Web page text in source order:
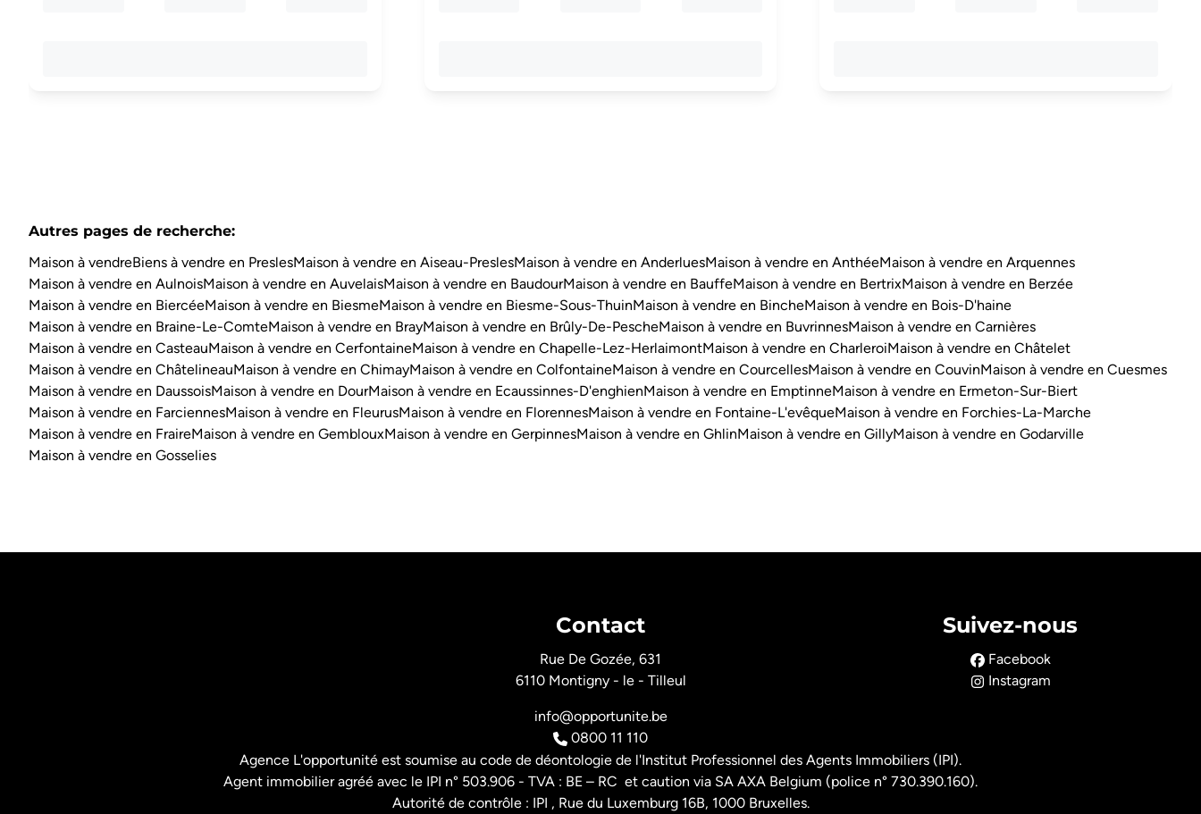
Autres pages de recherche:
Maison à vendreBiens à vendre en PreslesMaison à vendre en Aiseau-PreslesMaison à vendre en AnderluesMaison à vendre en AnthéeMaison à vendre en Arquennes
Maison à vendre en AulnoisMaison à vendre en AuvelaisMaison à vendre en BaudourMaison à vendre en BauffeMaison à vendre en BertrixMaison à vendre en Berzée
Maison à vendre en BiercéeMaison à vendre en BiesmeMaison à vendre en Biesme-Sous-ThuinMaison à vendre en BincheMaison à vendre en Bois-D'haine
Maison à vendre en Braine-Le-ComteMaison à vendre en BrayMaison à vendre en Brûly-De-PescheMaison à vendre en BuvrinnesMaison à vendre en Carnières
Maison à vendre en CasteauMaison à vendre en CerfontaineMaison à vendre en Chapelle-Lez-HerlaimontMaison à vendre en CharleroiMaison à vendre en Châtelet
Maison à vendre en ChâtelineauMaison à vendre en ChimayMaison à vendre en ColfontaineMaison à vendre en CourcellesMaison à vendre en CouvinMaison à vendre en Cuesmes
Maison à vendre en DaussoisMaison à vendre en DourMaison à vendre en Ecaussinnes-D'enghienMaison à vendre en EmptinneMaison à vendre en Ermeton-Sur-Biert
Maison à vendre en FarciennesMaison à vendre en FleurusMaison à vendre en FlorennesMaison à vendre en Fontaine-L'evêqueMaison à vendre en Forchies-La-Marche
Maison à vendre en FraireMaison à vendre en GemblouxMaison à vendre en GerpinnesMaison à vendre en GhlinMaison à vendre en GillyMaison à vendre en Godarville
Maison à vendre en Gosselies
Contact
Rue De Gozée, 631
6110 Montigny - le - Tilleul
info@opportunite.be
0800 11 110
Suivez-nous
Facebook
Instagram
Agence L'opportunité est soumise au code de déontologie de l'Institut Professionnel des Agents Immobiliers (IPI).
Agent immobilier agréé avec le IPI n° 503.906 - TVA : BE – RC et caution via SA AXA Belgium (police n° 730.390.160).
Autorité de contrôle : IPI , Rue du Luxemburg 16B, 1000 Bruxelles.